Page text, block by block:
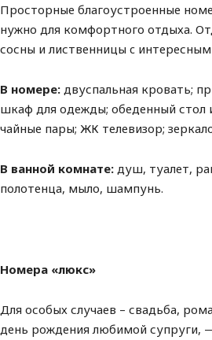
Просторные благоустроенные
нужно для комфортного отдыха.
сосны и лиственницы c
В номере: двуспальная кровать;
шкаф для одежды; обеденный стол
чайные пары; ЖК телевизор;
В ванной комнате: душ, туалет,
полотенца, мыло, шампунь.
Номера «люкс»
Для особых случаев – свадьба,
день рождения любимой супруги,